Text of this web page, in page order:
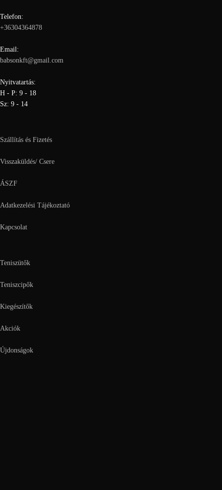
Telefon:
+36304364878
Email:
babsonkft@gmail.com
Nyitvatartás:
H - P: 9 - 18
Sz: 9 - 14
Szállítás és Fizetés
Visszaküldés/ Csere
ÁSZF
Adatkezelési Tájékoztató
Kapcsolat
Teniszütők
Teniszcipők
Kiegészítők
Akciók
Újdonságok